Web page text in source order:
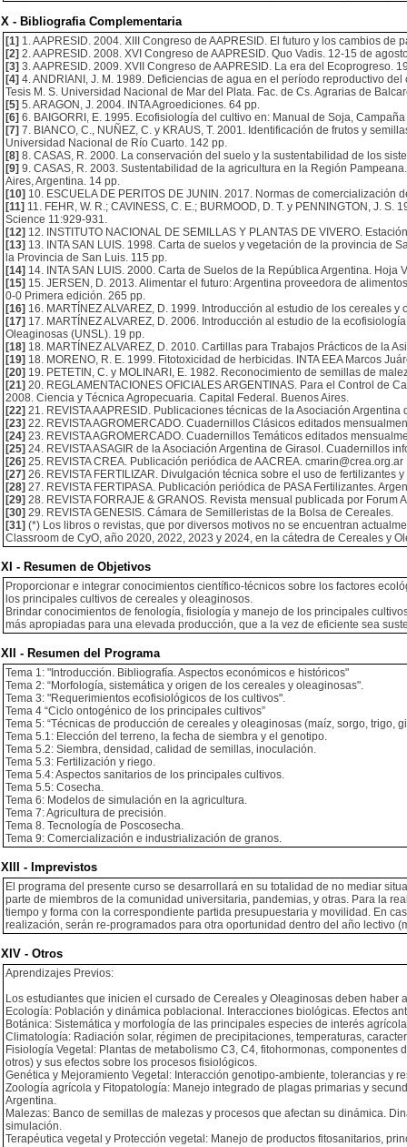
X - Bibliografia Complementaria
[1] 1. AAPRESID. 2004. XIII Congreso de AAPRESID. El futuro y los cambios de
[2] 2. AAPRESID. 2008. XVI Congreso de AAPRESID. Quo Vadis. 12-15 de
[3] 3. AAPRESID. 2009. XVII Congreso de AAPRESID. La era del Ecoprogreso.
[4] 4. ANDRIANI, J. M. 1989. Deficiencias de agua en el período reproductivo
Tesis M. S. Universidad Nacional de Mar del Plata. Fac. de Cs. Agrarias de
[5] 5. ARAGON, J. 2004. INTA Agroediciones. 64 pp.
[6] 6. BAIGORRI, E. 1995. Ecofisiología del cultivo en: Manual de Soja,
[7] 7. BIANCO, C., NUÑEZ, C. y KRAUS, T. 2001. Identificación de frutos y
Universidad Nacional de Río Cuarto. 142 pp.
[8] 8. CASAS, R. 2000. La conservación del suelo y la sustentabilidad de los
[9] 9. CASAS, R. 2003. Sustentabilidad de la agricultura en la Región
Aires, Argentina. 14 pp.
[10] 10. ESCUELA DE PERITOS DE JUNIN. 2017. Normas de comercialización
[11] 11. FEHR, W. R.; CAVINESS, C. E.; BURMOOD, D. T. y PENNINGTON, J.
Science 11:929-931.
[12] 12. INSTITUTO NACIONAL DE SEMILLAS Y PLANTAS DE VIVERO.
[13] 13. INTA SAN LUIS. 1998. Carta de suelos y vegetación de la provincia de
la Provincia de San Luis. 115 pp.
[14] 14. INTA SAN LUIS. 2000. Carta de Suelos de la República Argentina. Hoja
[15] 15. JERSEN, D. 2013. Alimentar el futuro: Argentina proveedora de
0-0 Primera edición. 265 pp.
[16] 16. MARTÍNEZ ALVAREZ, D. 1999. Introducción al estudio de los cereales
[17] 17. MARTÍNEZ ALVAREZ, D. 2006. Introducción al estudio de la
Oleaginosas (UNSL). 19 pp.
[18] 18. MARTÍNEZ ALVAREZ, D. 2010. Cartillas para Trabajos Prácticos de la
[19] 18. MORENO, R. E. 1999. Fitotoxicidad de herbicidas. INTA EEA Marcos
[20] 19. PETETIN, C. y MOLINARI, E. 1982. Reconocimiento de semillas de
[21] 20. REGLAMENTACIONES OFICIALES ARGENTINAS. Para el Control de
2008. Ciencia y Técnica Agropecuaria. Capital Federal. Buenos Aires.
[22] 21. REVISTA AAPRESID. Publicaciones técnicas de la Asociación
[23] 22. REVISTA AGROMERCADO. Cuadernillos Clásicos editados
[24] 23. REVISTA AGROMERCADO. Cuadernillos Temáticos editados
[25] 24. REVISTA ASAGIR de la Asociación Argentina de Girasol. Cuadernillos
[26] 25. REVISTA CREA. Publicación periódica de AACREA. cmarin@crea.org.ar
[27] 26. REVISTA FERTILIZAR. Divulgación técnica sobre el uso de fertilizantes
[28] 27. REVISTA FERTIPASA. Publicación periódica de PASA Fertilizantes.
[29] 28. REVISTA FORRAJE & GRANOS. Revista mensual publicada por Forum
[30] 29. REVISTA GENESIS. Cámara de Semilleristas de la Bolsa de Cereales.
[31] (*) Los libros o revistas, que por diversos motivos no se encuentran
Classroom de CyO, año 2020, 2022, 2023 y 2024, en la cátedra de Cereales y
XI - Resumen de Objetivos
Proporcionar e integrar conocimientos científico-técnicos sobre los factores
los principales cultivos de cereales y oleaginosos.
Brindar conocimientos de fenología, fisiología y manejo de los principales
más apropiadas para una elevada producción, que a la vez de eficiente sea
XII - Resumen del Programa
Tema 1: "Introducción. Bibliografía. Aspectos económicos e históricos"
Tema 2: “Morfología, sistemática y origen de los cereales y oleaginosas".
Tema 3: "Requerimientos ecofisiológicos de los cultivos".
Tema 4 “Ciclo ontogénico de los principales cultivos”
Tema 5: “Técnicas de producción de cereales y oleaginosas (maíz, sorgo, trigo,
Tema 5.1: Elección del terreno, la fecha de siembra y el genotipo.
Tema 5.2: Siembra, densidad, calidad de semillas, inoculación.
Tema 5.3: Fertilización y riego.
Tema 5.4: Aspectos sanitarios de los principales cultivos.
Tema 5.5: Cosecha.
Tema 6: Modelos de simulación en la agricultura.
Tema 7: Agricultura de precisión.
Tema 8. Tecnología de Poscosecha.
Tema 9: Comercialización e industrialización de granos.
XIII - Imprevistos
El programa del presente curso se desarrollará en su totalidad de no mediar
parte de miembros de la comunidad universitaria, pandemias, y otras. Para la
tiempo y forma con la correspondiente partida presupuestaria y movilidad. En
realización, serán re-programados para otra oportunidad dentro del año lectivo
XIV - Otros
Aprendizajes Previos:
Los estudiantes que inicien el cursado de Cereales y Oleaginosas deben haber
Ecología: Población y dinámica poblacional. Interacciones biológicas. Efectos
Botánica: Sistemática y morfología de las principales especies de interés
Climatología: Radiación solar, régimen de precipitaciones, temperaturas,
Fisiología Vegetal: Plantas de metabolismo C3, C4, fitohormonas,
otros) y sus efectos sobre los procesos fisiológicos.
Genética y Mejoramiento Vegetal: Interacción genotipo-ambiente, tolerancias y
Zoología agrícola y Fitopatología: Manejo integrado de plagas primarias y
Argentina.
Malezas: Banco de semillas de malezas y procesos que afectan su dinámica.
simulación.
Terapéutica vegetal y Protección vegetal: Manejo de productos fitosanitarios,